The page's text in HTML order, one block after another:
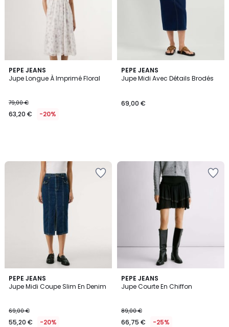
PEPE JEANS
Jupe Longue À Imprimé Floral
79,00 €
63,20 € -20%
PEPE JEANS
Jupe Midi Avec Détails Brodés
69,00 €
PEPE JEANS
Jupe Midi Coupe Slim En Denim
69,00 €
55,20 € -20%
PEPE JEANS
Jupe Courte En Chiffon
89,00 €
66,75 € -25%